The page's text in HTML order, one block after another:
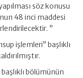
söz konusu
48 inci maddesi
”
işlemleri” başlıklı
bölümünün